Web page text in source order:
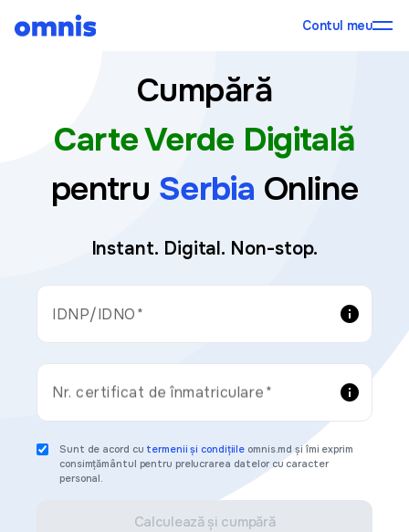
Contul meu
Cumpără
Carte Verde Digitală
pentru Serbia Online
Instant. Digital. Non-stop.
IDNP/IDNO info
Nr. certificat de înmatriculare info
Sunt de acord cu termenii și condițiile omnis.md și îmi exprim
consimțământul pentru prelucrarea datelor cu caracter
personal.
Calculează și cumpără